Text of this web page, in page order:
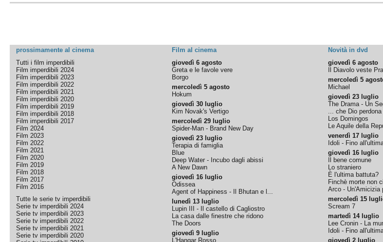
prossimamente al cinema Film al cinema Novità in dvd
Tutti i film imperdibili
Film imperdibili 2024
Film imperdibili 2023
Film imperdibili 2022
Film imperdibili 2021
Film imperdibili 2020
Film imperdibili 2019
Film imperdibili 2018
Film imperdibili 2017
Film 2024
Film 2023
Film 2022
Film 2021
Film 2020
Film 2019
Film 2018
Film 2017
Film 2016
Tutte le serie tv imperdibili
Serie tv imperdibili 2024
Serie tv imperdibili 2023
Serie tv imperdibili 2022
Serie tv imperdibili 2021
Serie tv imperdibili 2020
giovedì 6 agosto
Greta e le favole vere
Borgo
mercoledì 5 agosto
Hokum
giovedì 30 luglio
Kim Novak's Vertigo
mercoledì 29 luglio
Spider-Man - Brand New Day
giovedì 23 luglio
Terapia di famiglia
Blue
Deep Water - Incubo dagli abissi
A New Dawn
giovedì 16 luglio
Odissea
Agent of Happiness - Il Bhutan e l...
lunedì 13 luglio
Lupin III - Il castello di Cagliostro
La casa dalle finestre che ridono
The Doors
giovedì 9 luglio
L'Hangar Rosso
giovedì 6 agosto
Il Diavolo veste
mercoledì 5
Michael
giovedì 23 luglio
The Drama - Un
... che Dio
Los Domingos
Le Aquile della
venerdì 17 luglio
Idoli - Fino
giovedì 16 luglio
Il bene comune
Lo straniero
È l'ultima battuta?
Finchè morte non
Arco - Un'Amicizia
mercoledì 15
Scream 7
martedì 14 luglio
Lee Cronin - La
Idoli - Fino
giovedì 2 luglio